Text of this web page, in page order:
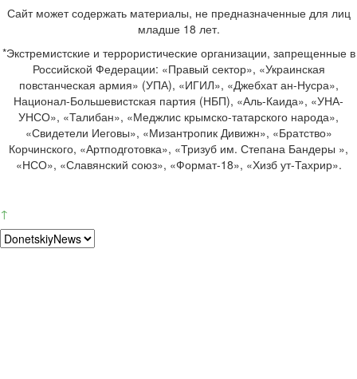
Сайт может содержать материалы, не предназначенные для лиц
младше 18 лет.
*Экстремистские и террористические организации, запрещенные в
Российской Федерации: «Правый сектор», «Украинская
повстанческая армия» (УПА), «ИГИЛ», «Джебхат ан-Нусра»,
Национал-Большевистская партия (НБП), «Аль-Каида», «УНА-
УНСО», «Талибан», «Меджлис крымско-татарского народа»,
«Свидетели Иеговы», «Мизантропик Дивижн», «Братство»
Корчинского, «Артподготовка», «Тризуб им. Степана Бандеры »,
«НСО», «Славянский союз», «Формат-18», «Хизб ут-Тахрир».
↑